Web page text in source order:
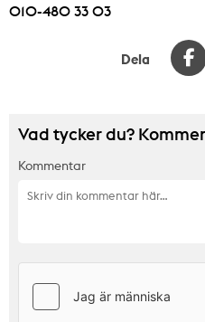
010-480 33 03
Dela
Vad tycker du?
Kommentar